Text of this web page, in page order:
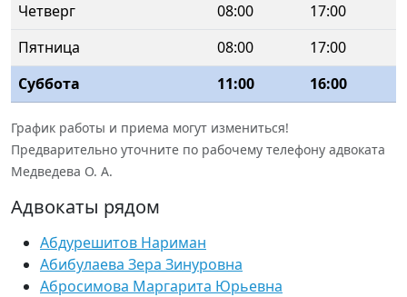
Четверг
08:00
17:00
Пятница
08:00
17:00
Суббота
11:00 16:00
График работы и приема могут измениться!
Предварительно уточните по рабочему телефону адвоката
Медведева О. А.
Адвокаты рядом
Абдурешитов Нариман
Абибулаева Зера Зинуровна
Абросимова Маргарита Юрьевна